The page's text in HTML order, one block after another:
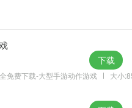
玩家需要抓住机会；
向冲刺，消灭路上遇到的小名
。不仅增加了追击的难度和挑
免费下载-大型手游动作游戏 大小
下载